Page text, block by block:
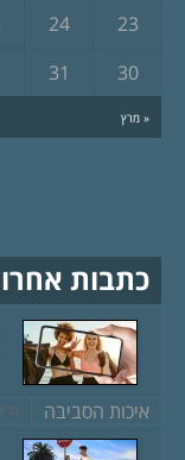
« מרץ
23
24
30
31
כתבות
איכות הסביבה מרץ 8,